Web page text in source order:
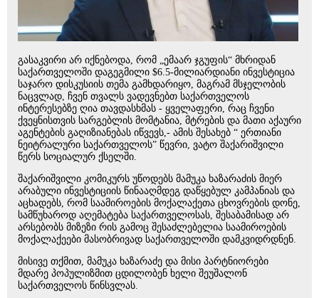
გასაკვირი არ იქნებოდა, რომ „ემაარ ჯგუფის“ მხრიდან
საქართველოში დაგეგმილი $6.5-მილიარდიანი ინვესტიცია
საჯარო დისკუსიის თემა გამხდარიყო, მაგრამ მსჯელობის
ნაცვლად, ჩვენ თვალს ვადევნებთ საქართველოს
ინტერესებზე ღია თავდასხმას - ყველაფერი, რაც ჩვენი
ქვეყნისთვის სარგებლის მომტანია, მტრების და მათი აქაური
აგენტების გაღიზიანებას იწვევს,- ამის შესახებ “ ერთიანი
ნეიტრალური საქართველოს” წევრი, ვატო შაქარიშვილი
წერს სოციალურ ქსელში.
შაქარიშვილი კომიკურს უწოდებს მამუკა ხაზარაძის მიერ
არაბული ინვესტიციის წინააღმდეგ დაწყებულ კამპანიას და
აცხადებს, რომ საამიროების მოქალაქეთა ცხოვრების დონე,
სამწუხაროდ აღემატება საქართველოსას, შესაბამისად არ
არსებობს მიზეზი რის გამოც შესაძლებელია საამიროების
მოქალაქეები მასობრივად საქართველოში დამკვიდრდნენ.
მისივე თქმით, მამუკა ხაზარაძე და მისი პარტნიორები
მდარე პოპულიზმით ცდილობენ ხელი შეუშალონ
საქართველოს წინსვლას.